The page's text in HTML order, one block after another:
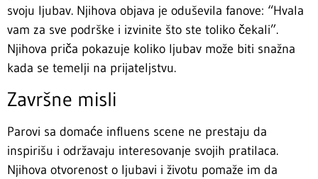
svoju ljubav. Njihova objava je oduševila fanove: “Hvala
vam za sve podrške i izvinite što ste toliko čekali”.
Njihova priča pokazuje koliko ljubav može biti snažna
kada se temelji na prijateljstvu.
Završne misli
Parovi sa domaće influens scene ne prestaju da
inspirišu i održavaju interesovanje svojih pratilaca.
Njihova otvorenost o ljubavi i životu pomaže im da